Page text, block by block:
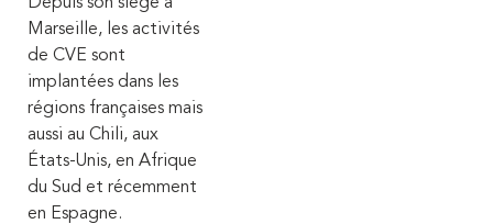
Marseille, les activités
de CVE sont
implantées dans les
régions françaises mais
aussi au Chili, aux
États-Unis, en Afrique
du Sud et récemment
en Espagne.